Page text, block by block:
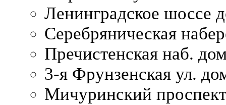
Ленинградское шоссе
Серебряническая
Пречистенская наб.
3-я Фрунзенская ул.
Мичуринский